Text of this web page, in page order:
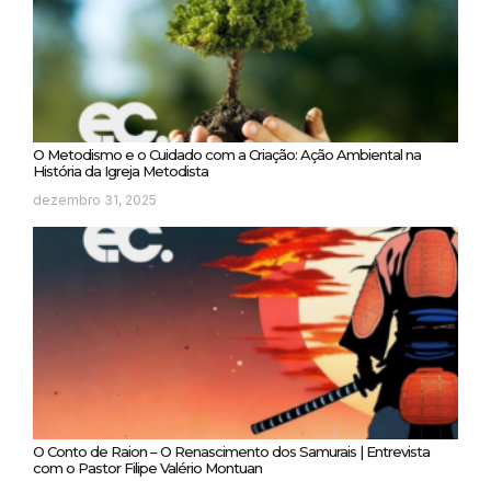
O Metodismo e o Cuidado com a Criação: Ação Ambiental na
História da Igreja Metodista
dezembro 31, 2025
O Conto de Raion – O Renascimento dos Samurais | Entrevista
com o Pastor Filipe Valério Montuan